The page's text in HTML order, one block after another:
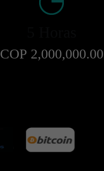
COP 2,000,000.00